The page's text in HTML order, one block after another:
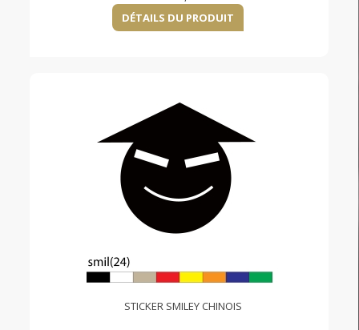
DÉTAILS DU PRODUIT
STICKER SMILEY CHINOIS